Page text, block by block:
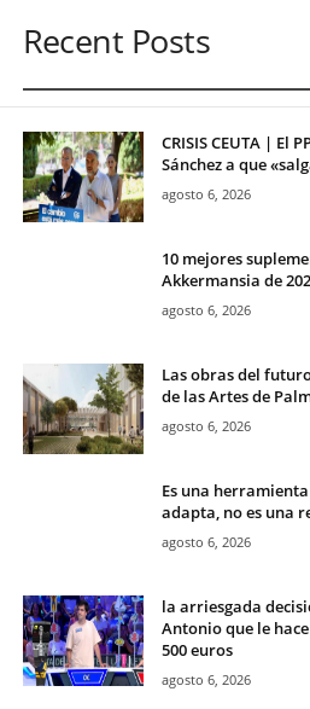
Recent Posts
CRISIS CEUTA | El
Sánchez a que
agosto 6, 2026
10 mejores
Akkermansia de
agosto 6, 2026
Las obras del
de las Artes de
agosto 6, 2026
Es una herramienta
adapta, no es una
agosto 6, 2026
la arriesgada
Antonio que le
500 euros
agosto 6, 2026